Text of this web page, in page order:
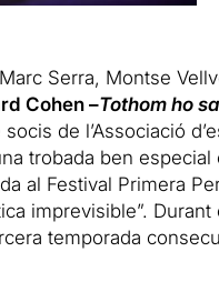
Serra, Montse
Cohen –Tothom ho
de l’Associació
trobada ben especial
al Festival Primera
imprevisible”. Durant
temporada